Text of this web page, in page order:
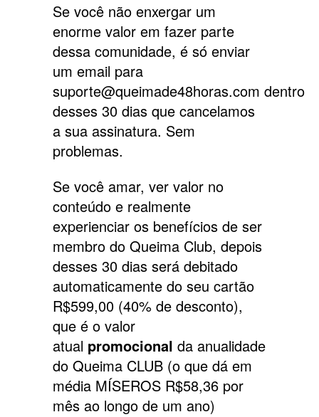
Se você não enxergar um
enorme valor em fazer parte
dessa comunidade, é só enviar
um email para
suporte@queimade48horas.com dentro
desses 30 dias que cancelamos
a sua assinatura. Sem
problemas.
Se você amar, ver valor no
conteúdo e realmente
experienciar os benefícios de ser
membro do Queima Club, depois
desses 30 dias será debitado
automaticamente do seu cartão
R$599,00 (40% de desconto),
que é o valor
atual promocional da anualidade
do Queima CLUB (o que dá em
média MÍSEROS R$58,36 por
mês ao longo de um ano)